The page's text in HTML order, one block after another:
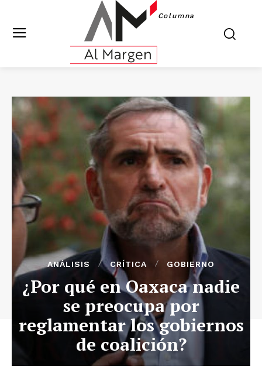
Columna
ANÁLISIS CRÍTICA GOBIERNO
¿Por qué en Oaxaca nadie
se preocupa por
reglamentar los gobiernos
de coalición?